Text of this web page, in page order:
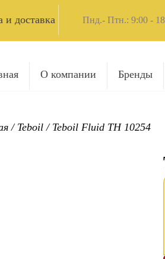
и доставка Пнд.- Птн.: 9:00 -
О компании Бренды
/ Teboil / Teboil Fluid TH 10254